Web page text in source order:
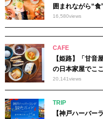
囲まれながら“
16,580views
CAFE
【姫路】「甘音
の日本家屋でこ
20,141views
TRIP
【神戸ハーバー